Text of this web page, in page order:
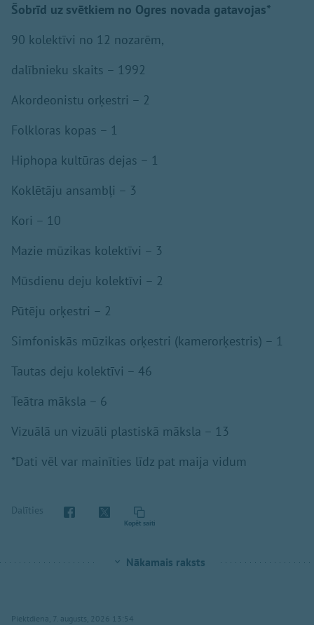
Šobrīd uz svētkiem no Ogres novada gatavojas*
90 kolektīvi no 12 nozarēm,
dalībnieku skaits – 1992
Akordeonistu orķestri – 2
Folkloras kopas – 1
Hiphopa kultūras dejas – 1
Koklētāju ansambļi – 3
Kori – 10
Mazie mūzikas kolektīvi – 3
Mūsdienu deju kolektīvi – 2
Pūtēju orķestri – 2
Simfoniskās mūzikas orķestri (kamerorķestris) – 1
Tautas deju kolektīvi – 46
Teātra māksla – 6
Vizuālā un vizuāli plastiskā māksla – 13
*Dati vēl var mainīties līdz pat maija vidum
Dalīties
Kopēt saiti
Nākamais raksts
Piektdiena, 7. augusts, 2026 13:54